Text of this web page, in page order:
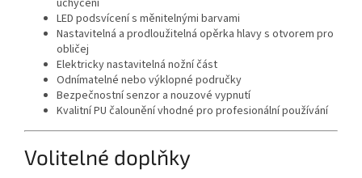
LED podsvícení s měnitelnými barvami
Nastavitelná a prodloužitelná opěrka hlavy s otvorem pro
obličej
Elektricky nastavitelná nožní část
Odnímatelné nebo výklopné područky
Bezpečnostní senzor a nouzové vypnutí
Kvalitní PU čalounění vhodné pro profesionální používání
Volitelné doplňky